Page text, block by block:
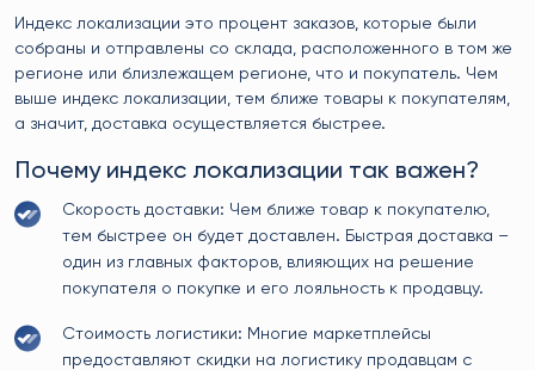
Индекс локализации это процент заказов, которые были
собраны и отправлены со склада, расположенного в том же
регионе или близлежащем регионе, что и покупатель. Чем
выше индекс локализации, тем ближе товары к покупателям,
а значит, доставка осуществляется быстрее.
Почему индекс локализации так важен?
Скорость доставки: Чем ближе товар к покупателю,
тем быстрее он будет доставлен. Быстрая доставка –
один из главных факторов, влияющих на решение
покупателя о покупке и его лояльность к продавцу.
Стоимость логистики: Многие маркетплейсы
предоставляют скидки на логистику продавцам с